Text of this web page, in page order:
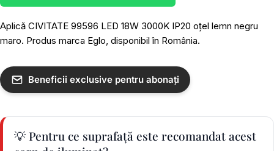
Aplică CIVITATE 99596 LED 18W 3000K IP20 oțel lemn negru
maro. Produs marca Eglo, disponibil în România.
Beneficii exclusive pentru abonați
💡 Pentru ce suprafață este recomandat acest